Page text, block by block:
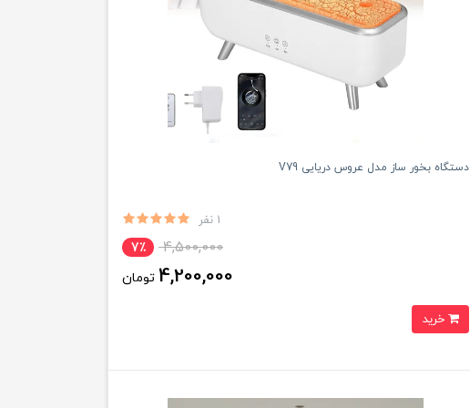
دستگاه بخور ساز مدل عروس دریایی V79
1 نفر
4,500,000 7٪
4,200,000 تومان
خرید